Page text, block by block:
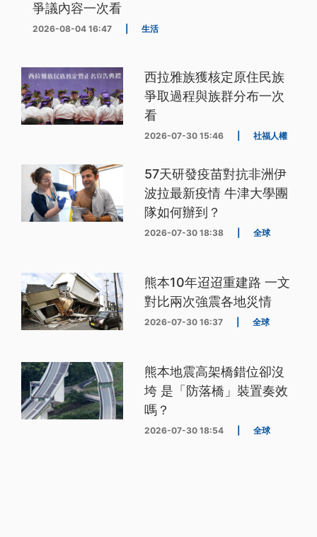
爭議內容一次看
2026-08-04 16:47 生活
西拉雅族獲核定原住民族
爭取過程與族群分布一次
看
2026-07-30 15:46 社福人權
57天研發疫苗對抗非洲伊
波拉最新疫情 牛津大學團
隊如何辦到？
2026-07-30 18:38 全球
熊本10年迢迢重建路 一文
對比兩次強震各地災情
2026-07-30 16:37 全球
熊本地震高架橋錯位卻沒
垮 是「防落橋」裝置奏效
嗎？
2026-07-30 18:54 全球